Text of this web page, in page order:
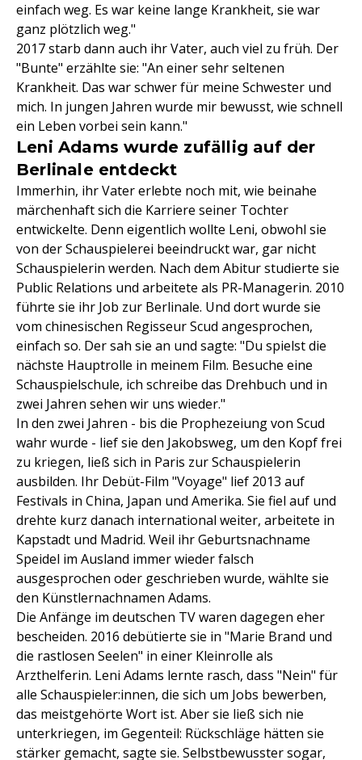
einfach weg. Es war keine lange Krankheit, sie war
ganz plötzlich weg."
2017 starb dann auch ihr Vater, auch viel zu früh. Der
"Bunte" erzählte sie: "An einer sehr seltenen
Krankheit. Das war schwer für meine Schwester und
mich. In jungen Jahren wurde mir bewusst, wie schnell
ein Leben vorbei sein kann."
Leni Adams wurde zufällig auf der
Berlinale entdeckt
Immerhin, ihr Vater erlebte noch mit, wie beinahe
märchenhaft sich die Karriere seiner Tochter
entwickelte. Denn eigentlich wollte Leni, obwohl sie
von der Schauspielerei beeindruckt war, gar nicht
Schauspielerin werden. Nach dem Abitur studierte sie
Public Relations und arbeitete als PR-Managerin. 2010
führte sie ihr Job zur Berlinale. Und dort wurde sie
vom chinesischen Regisseur Scud angesprochen,
einfach so. Der sah sie an und sagte: "Du spielst die
nächste Hauptrolle in meinem Film. Besuche eine
Schauspielschule, ich schreibe das Drehbuch und in
zwei Jahren sehen wir uns wieder."
In den zwei Jahren - bis die Prophezeiung von Scud
wahr wurde - lief sie den Jakobsweg, um den Kopf frei
zu kriegen, ließ sich in Paris zur Schauspielerin
ausbilden. Ihr Debüt-Film "Voyage" lief 2013 auf
Festivals in China, Japan und Amerika. Sie fiel auf und
drehte kurz danach international weiter, arbeitete in
Kapstadt und Madrid. Weil ihr Geburtsnachname
Speidel im Ausland immer wieder falsch
ausgesprochen oder geschrieben wurde, wählte sie
den Künstlernachnamen Adams.
Die Anfänge im deutschen TV waren dagegen eher
bescheiden. 2016 debütierte sie in "Marie Brand und
die rastlosen Seelen" in einer Kleinrolle als
Arzthelferin. Leni Adams lernte rasch, dass "Nein" für
alle Schauspieler:innen, die sich um Jobs bewerben,
das meistgehörte Wort ist. Aber sie ließ sich nie
unterkriegen, im Gegenteil: Rückschläge hätten sie
stärker gemacht, sagte sie. Selbstbewusster sogar,